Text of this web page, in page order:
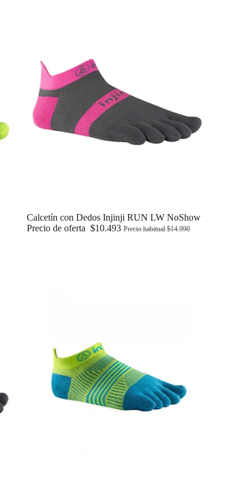
Oferta
Calcetín con Dedos Injinji RUN LW NoShow
Precio de oferta $10.493 Precio habitual$14.990